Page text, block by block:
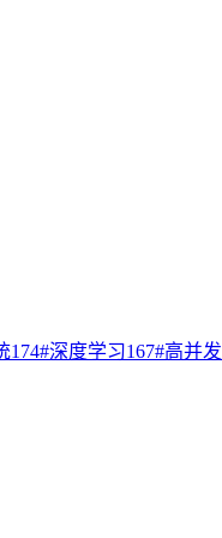
174#深度学习167#高并发